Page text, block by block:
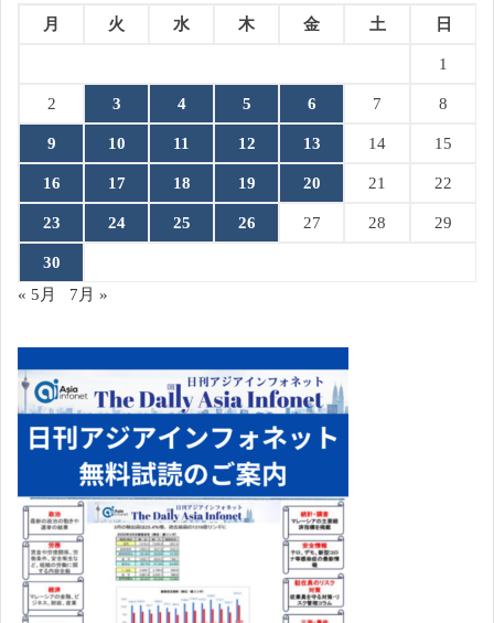
月 火 水 木 金 土 日
1
2 3 4 5 6 7 8
9 10 11 12 13 14 15
16 17 18 19 20 21 22
23 24 25 26 27 28 29
30
« 5月
7月 »